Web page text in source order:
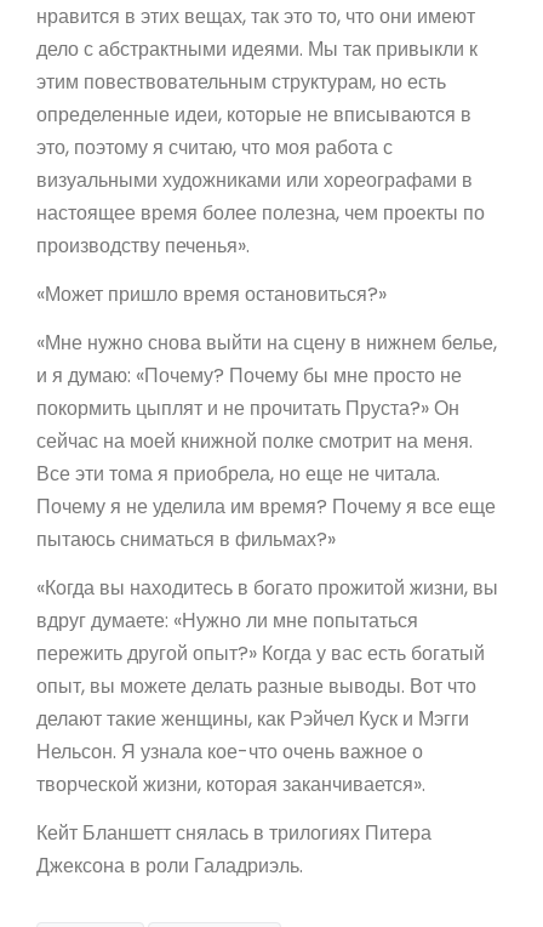
нравится в этих вещах, так это то, что они имеют
дело с абстрактными идеями. Мы так привыкли к
этим повествовательным структурам, но есть
определенные идеи, которые не вписываются в
это, поэтому я считаю, что моя работа с
визуальными художниками или хореографами в
настоящее время более полезна, чем проекты по
производству печенья».
«Может пришло время остановиться?»
«Мне нужно снова выйти на сцену в нижнем белье,
и я думаю: «Почему? Почему бы мне просто не
покормить цыплят и не прочитать Пруста?» Он
сейчас на моей книжной полке смотрит на меня.
Все эти тома я приобрела, но еще не читала.
Почему я не уделила им время? Почему я все еще
пытаюсь сниматься в фильмах?»
«Когда вы находитесь в богато прожитой жизни, вы
вдруг думаете: «Нужно ли мне попытаться
пережить другой опыт?» Когда у вас есть богатый
опыт, вы можете делать разные выводы. Вот что
делают такие женщины, как Рэйчел Куск и Мэгги
Нельсон. Я узнала кое-что очень важное о
творческой жизни, которая заканчивается».
Кейт Бланшетт снялась в трилогиях Питера
Джексона в роли Галадриэль.